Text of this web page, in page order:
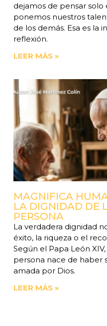
dejamos de pensar solo
ponemos nuestros
de los demás. Esa es la
reflexión.
LEER MÁS »
MAGNIFICA
LA DIGNIDAD DE
PERSONA
La verdadera dignidad
éxito, la riqueza o el
Según el Papa León
persona nace de haber
amada por Dios.
LEER MÁS »